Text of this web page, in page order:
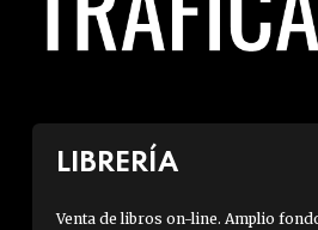
LIBRERÍA
Venta de libros on-line. Amplio